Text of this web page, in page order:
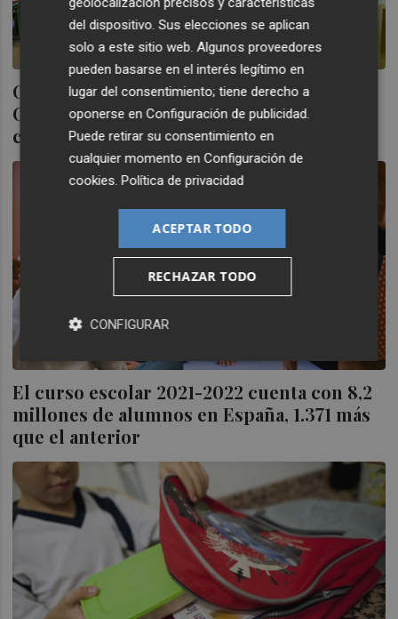
Comienza el curso con normalidad en la
Comunitat y con la urgencia de luchar
contra el absentismo
El curso escolar 2021-2022 cuenta con 8,2
millones de alumnos en España, 1.371 más
que el anterior
del dispositivo. Sus elecciones se aplican
solo a este sitio web. Algunos proveedores
pueden basarse en el interés legítimo en
lugar del consentimiento; tiene derecho a
oponerse enConfiguración de publicidad.
Puede retirar su consentimiento en
cualquier momento enConfiguración de
cookies.Política de privacidad
ACEPTAR TODO
RECHAZAR TODO
CONFIGURAR